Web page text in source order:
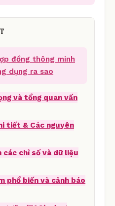
đồng thông minh
dụng ra sao
và tổng quan vấn
tiết & Các nguyên
các chỉ số và dữ liệu
phổ biến và cảnh báo